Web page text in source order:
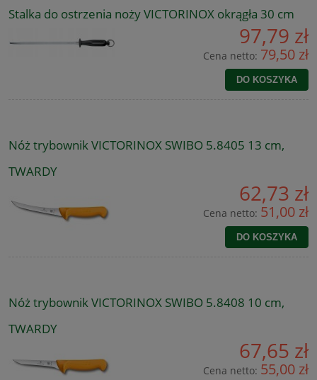
Stalka do ostrzenia noży VICTORINOX okrągła 30 cm
97,79 zł
Cena netto: 79,50 zł
DO KOSZYKA
Nóż trybownik VICTORINOX SWIBO 5.8405 13 cm,
TWARDY
62,73 zł
Cena netto: 51,00 zł
DO KOSZYKA
Nóż trybownik VICTORINOX SWIBO 5.8408 10 cm,
TWARDY
67,65 zł
Cena netto: 55,00 zł